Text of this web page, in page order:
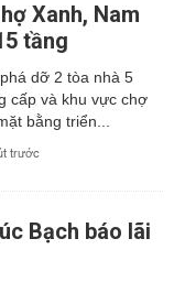
Xanh, Nam
tầng
dỡ 2 tòa nhà 5
cấp và khu vực chợ
bằng triển...
trước
Bạch báo lãi